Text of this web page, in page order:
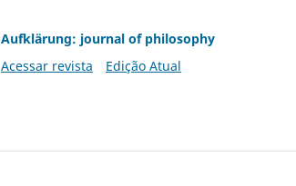
Aufklärung: journal of philosophy
Acessar revista
Edição Atual